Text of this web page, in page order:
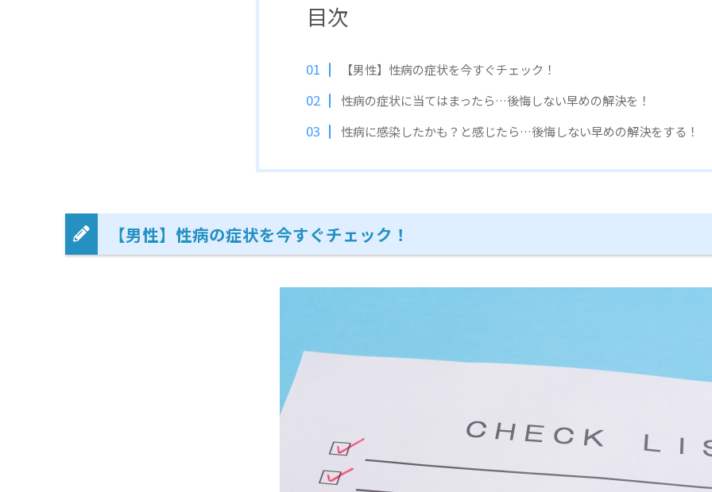
目次
【男性】性病の症状を今すぐチェック！
性病の症状に当てはまったら…後悔しない早めの解決を！
性病に感染したかも？と感じたら…後悔しない早めの解決をする！
【男性】性病の症状を今すぐチェック！